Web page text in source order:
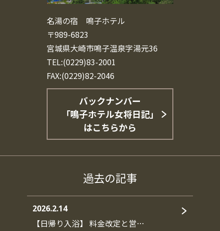
名湯の宿 鳴子ホテル
〒989-6823
宮城県大崎市鳴子温泉字湯元36
TEL:(0229)83-2001
FAX:(0229)82-2046
バックナンバー
「鳴子ホテル女将日記」
はこちらから
過去の記事
2026.2.14
【日帰り入浴】 料金改定と営…